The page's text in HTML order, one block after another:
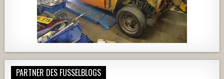
PARTNER DES FUSSELBLOGS